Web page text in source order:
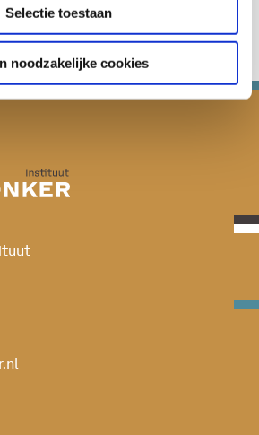
Selectie toestaan
noodzakelijke cookies